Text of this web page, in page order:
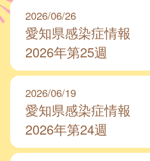
2026/06/26
愛知県感染症情報
2026年第25週
2026/06/19
愛知県感染症情報
2026年第24週